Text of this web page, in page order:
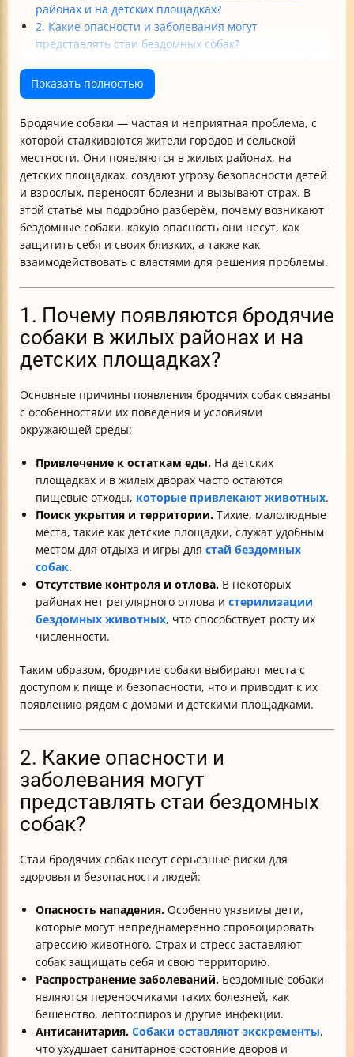
районах и на детских площадках?
2. Какие опасности и заболевания могут
представлять стаи бездомных собак?
4. Альтернативные способы защиты при
ограниченном бюджете
собаками
6. Кто отвечает за отлов и содержание бродячих
собак?
7. Как взаимодействовать с местными службами
отлова и стерилизации?
8. Что делать, если управляющая компания или
местные органы отказываются решать проблему?
Итог
Показать полностью
Бродячие собаки — частая и неприятная проблема, с
которой сталкиваются жители городов и сельской
местности. Они появляются в жилых районах, на
детских площадках, создают угрозу безопасности детей
и взрослых, переносят болезни и вызывают страх. В
этой статье мы подробно разберём, почему возникают
бездомные собаки, какую опасность они несут, как
защитить себя и своих близких, а также как
взаимодействовать с властями для решения проблемы.
1. Почему появляются бродячие
собаки в жилых районах и на
детских площадках?
Основные причины появления бродячих собак связаны
с особенностями их поведения и условиями
окружающей среды:
Привлечение к остаткам еды. На детских
площадках и в жилых дворах часто остаются
пищевые отходы, которые привлекают животных.
Поиск укрытия и территории. Тихие, малолюдные
места, такие как детские площадки, служат удобным
местом для отдыха и игры для стай бездомных
собак.
Отсутствие контроля и отлова. В некоторых
районах нет регулярного отлова и стерилизации
бездомных животных, что способствует росту их
численности.
Таким образом, бродячие собаки выбирают места с
доступом к пище и безопасности, что и приводит к их
появлению рядом с домами и детскими площадками.
2. Какие опасности и
заболевания могут
представлять стаи бездомных
собак?
Стаи бродячих собак несут серьёзные риски для
здоровья и безопасности людей:
Опасность нападения. Особенно уязвимы дети,
которые могут непреднамеренно спровоцировать
агрессию животного. Страх и стресс заставляют
собак защищать себя и свою территорию.
Распространение заболеваний. Бездомные собаки
являются переносчиками таких болезней, как
бешенство, лептоспироз и другие инфекции.
Антисанитария. Собаки оставляют экскременты,
что ухудшает санитарное состояние дворов и